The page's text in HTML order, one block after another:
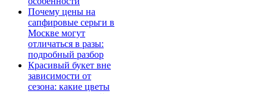
Почему цены на
сапфировые серьги в
Москве могут
отличаться в разы:
подробный разбор
Красивый букет вне
зависимости от
сезона: какие цветы